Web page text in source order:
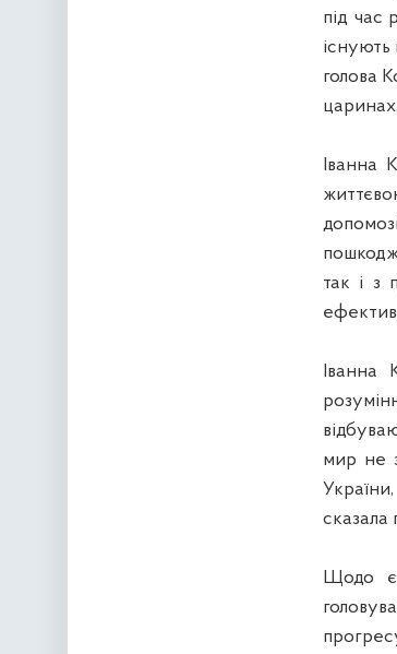
під час
існують
голова
Іванна
так і з
Іванна
мир не
сказала
Щодо